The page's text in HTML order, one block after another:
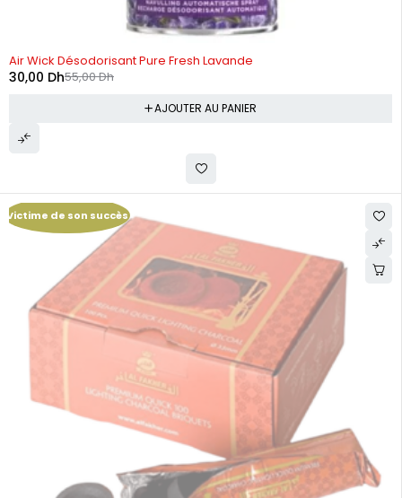
Air Wick Désodorisant Pure Fresh Lavande
55,00Dh
30,00 Dh
AJOUTER AU PANIER
Victime de son succès